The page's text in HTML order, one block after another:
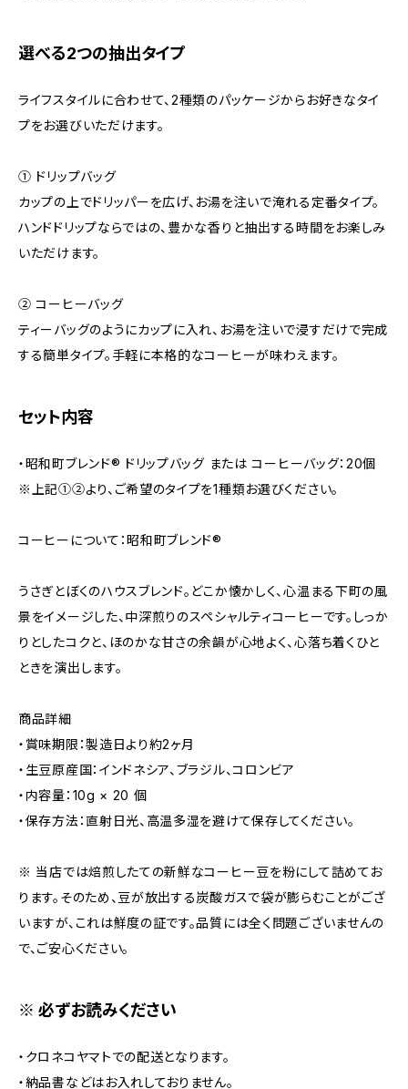
選べる2つの抽出タイプ
ライフスタイルに合わせて、2種類のパッケージからお好きなタイ
プをお選びいただけます。
① ドリップバッグ
カップの上でドリッパーを広げ、お湯を注いで淹れる定番タイプ。
ハンドドリップならではの、豊かな香りと抽出する時間をお楽しみ
いただけます。
② コーヒーバッグ
ティーバッグのようにカップに入れ、お湯を注いで浸すだけで完成
する簡単タイプ。手軽に本格的なコーヒーが味わえます。
セット内容
・昭和町ブレンド®︎ ドリップバッグ または コーヒーバッグ：20個
※上記①②より、ご希望のタイプを1種類お選びください。
コーヒーについて：昭和町ブレンド®︎
うさぎとぼくのハウスブレンド。どこか懐かしく、心温まる下町の風
景をイメージした、中深煎りのスペシャルティコーヒーです。しっか
りとしたコクと、ほのかな甘さの余韻が心地よく、心落ち着くひと
ときを演出します。
商品詳細
・賞味期限：製造日より約2ヶ月
・生豆原産国：インドネシア、ブラジル、コロンビア
・内容量：10g × 20 個
・保存方法：直射日光、高温多湿を避けて保存してください。
※ 当店では焙煎したての新鮮なコーヒー豆を粉にして詰めてお
ります。そのため、豆が放出する炭酸ガスで袋が膨らむことがござ
いますが、これは鮮度の証です。品質には全く問題ございませんの
で、ご安心ください。
※ 必ずお読みください
・クロネコヤマトでの配送となります。
・納品書などはお入れしておりません。